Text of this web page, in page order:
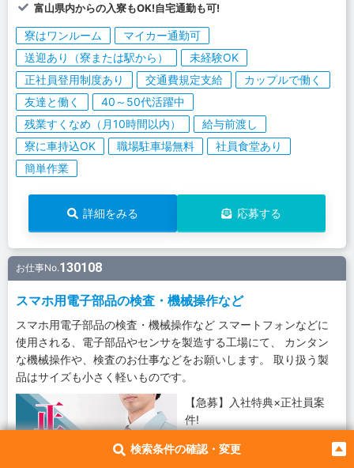
検索条件の確認・変更
富山県内からの入寮もOK!自宅通勤も可!
寮はワンルーム
マイカー通勤可
送迎あり（寮または駅から）
未経験OK
正社員登用制度あり
交通費規定支給
カップルで働く
友達と働く
40～50代活躍中
残業すくなめ（月10時間以内）
給与前渡し
寮に車持込OK
職場駐車場無料
社員食堂あり
簡単作業
詳細をみる 応募する
お仕事No.130108
スマホ用電子部品の検査・機械操作など
スマホ用電子部品の検査・機械操作など スマートフォンなどに
使用される、電子部品やセンサを製造する工場にて、 カンタン
な機械操作や、検査のお仕事などをお願いします。 取り扱う製
品はサイズも小さく軽いものです。
【急募】入社特典×正社員案
件!